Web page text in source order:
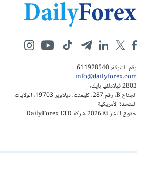
رقم الشركة: 611928540
info@dailyforex.com
2803 فيلادلفيا بايك،
الجناح B، رقم 287، كليمنت، ديلاوير 19703، الولايات
المتحدة الأمريكية
حقوق النشر © 2026 شركة DailyForex LTD